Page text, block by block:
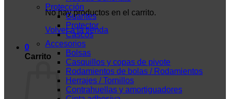
No hay productos en el carrito.
Volver a la tienda
0
Carrito
Protección
Guantes
Protector
Cascos
Accesorios
Bolsas
Casquillos y copas de pivote
Rodamientos de bolas / Rodamientos
Herrajes / Tornillos
Contrahuellas y amortiguadores